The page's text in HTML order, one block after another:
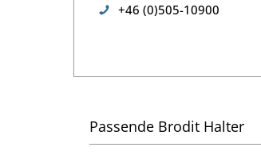
+46 (0)505-10900
Passende Brodit Halter